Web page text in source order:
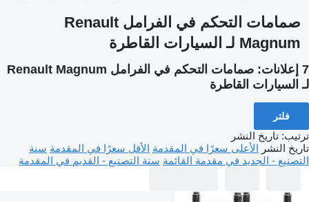
صمامات التحكم في الفرامل Renault
Magnum لـ السيارات القاطرة
7 إعلانات:
صمامات التحكم في الفرامل Renault Magnum
لـ السيارات القاطرة
فلتر
ترتيب: تاريخ النشر
تاريخ النشر الأعلى سعرًا في المقدمة الأقل سعرًا في المقدمة سنة
التصنيع - الجديد في مقدمة القائمة سنة التصنيع - القديم في المقدمة